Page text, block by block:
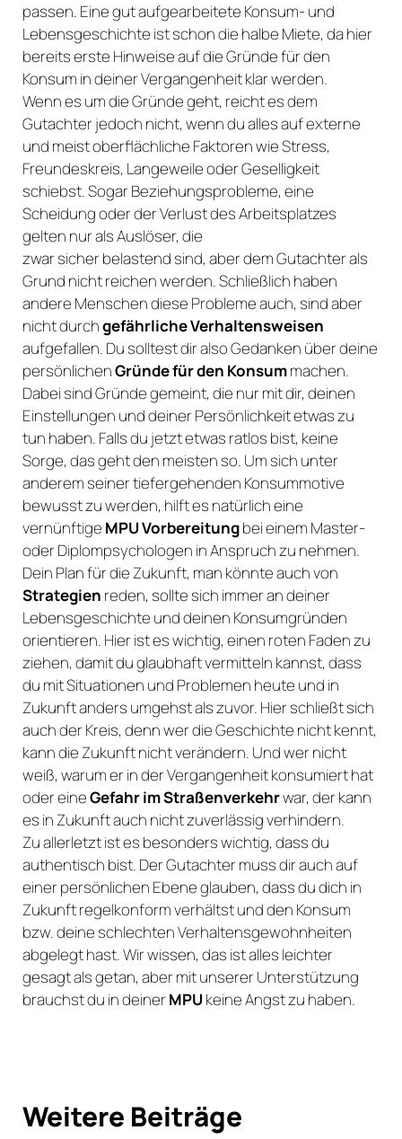
passen. Eine gut aufgearbeitete Konsum- und
Lebensgeschichte ist schon die halbe Miete, da hier
bereits erste Hinweise auf die Gründe für den
Konsum in deiner Vergangenheit klar werden.
Wenn es um die Gründe geht, reicht es dem
Gutachter jedoch nicht, wenn du alles auf externe
und meist oberflächliche Faktoren wie Stress,
Freundeskreis, Langeweile oder Geselligkeit
schiebst. Sogar Beziehungsprobleme, eine
Scheidung oder der Verlust des Arbeitsplatzes
gelten nur als Auslöser, die
zwar sicher belastend sind, aber dem Gutachter als
Grund nicht reichen werden. Schließlich haben
andere Menschen diese Probleme auch, sind aber
nicht durchgefährliche Verhaltensweisen
aufgefallen. Du solltest dir also Gedanken über deine
persönlichenGründe für den Konsummachen.
Dabei sind Gründe gemeint, die nur mit dir, deinen
Einstellungen und deiner Persönlichkeit etwas zu
tun haben. Falls du jetzt etwas ratlos bist, keine
Sorge, das geht den meisten so. Um sich unter
anderem seiner tiefergehenden Konsummotive
bewusst zu werden, hilft es natürlich eine
vernünftige MPU Vorbereitungbei einem Master-
oder Diplompsychologen in Anspruch zu nehmen.
Dein Plan für die Zukunft, man könnte auch von
Strategien reden, sollte sich immer an deiner
Lebensgeschichte und deinen Konsumgründen
orientieren. Hier ist es wichtig, einen roten Faden zu
ziehen, damit du glaubhaft vermitteln kannst, dass
du mit Situationen und Problemen heute und in
Zukunft anders umgehst als zuvor. Hier schließt sich
auch der Kreis, denn wer die Geschichte nicht kennt,
kann die Zukunft nicht verändern. Und wer nicht
weiß, warum er in der Vergangenheit konsumiert hat
oder eineGefahr im Straßenverkehrwar, der kann
es in Zukunft auch nicht zuverlässig verhindern.
Zu allerletzt ist es besonders wichtig, dass du
authentisch bist. Der Gutachter muss dir auch auf
einer persönlichen Ebene glauben, dass du dich in
Zukunft regelkonform verhältst und den Konsum
bzw. deine schlechten Verhaltensgewohnheiten
abgelegt hast. Wir wissen, das ist alles leichter
gesagt als getan, aber mit unserer Unterstützung
brauchst du in deinerMPU keine Angst zu haben.
Weitere Beiträge